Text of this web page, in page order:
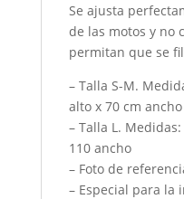
Se ajusta
de las motos y no
permitan que se
– Talla S-M.
alto x 70 cm ancho
– Talla L.
110 ancho
– Foto de
– Especial para la